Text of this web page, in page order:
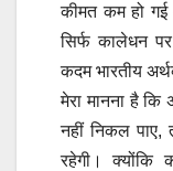
कीमत कम हो गई
सिर्फ कालेधन
कदम भारतीय
मेरा मानना है
नहीं निकल
रहेगी।